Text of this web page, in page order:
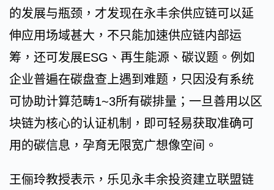
的发展与瓶颈，才发现在永丰余供应链可以延
伸应用场域甚大，不只能加速供应链内部运
筹，还可发展ESG、再生能源、碳议题。例如
企业普遍在碳盘查上遇到难题，只因没有系统
可协助计算范畴1~3所有碳排量；一旦善用以区
块链为核心的认证机制，即可轻易获取准确可
用的碳信息，孕育无限宽广想像空间。
王俪玲教授表示，乐见永丰余投资建立联盟链